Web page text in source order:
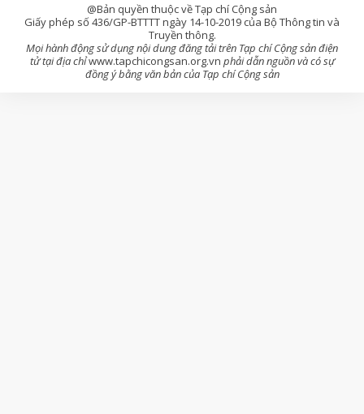
@Bản quyền thuộc về Tạp chí Cộng sản
Giấy phép số 436/GP-BTTTT ngày 14-10-2019 của Bộ Thông tin và
Truyền thông.
Mọi hành động sử dụng nội dung đăng tải trên Tạp chí Cộng sản điện
tử tại địa chỉwww.tapchicongsan.org.vn phải dẫn nguồn và có sự
đồng ý bằng văn bản của Tạp chí Cộng sản